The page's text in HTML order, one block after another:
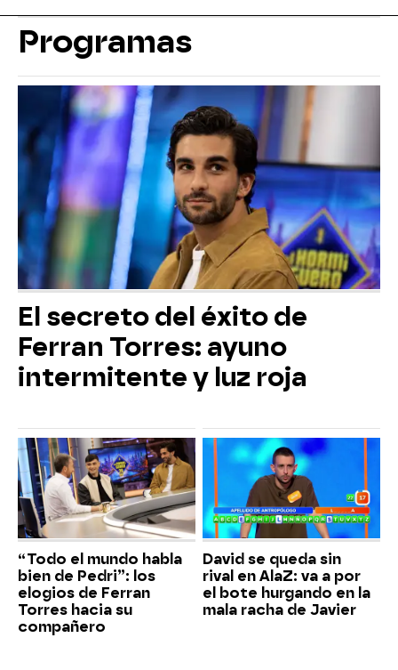
Programas
El secreto del éxito de
Ferran Torres: ayuno
intermitente y luz roja
“Todo el mundo habla
bien de Pedri”: los
elogios de Ferran
Torres hacia su
compañero
David se queda sin
rival en AlaZ: va a por
el bote hurgando en la
mala racha de Javier